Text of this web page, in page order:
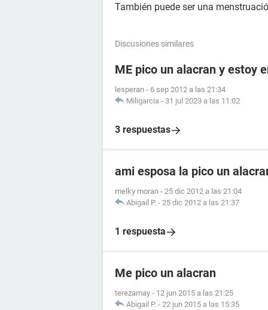
También puede ser una
Discusiones similares
ME pico un alacran y estoy
lesperan - 6 sep 2012 a las 21:34
Miligarcia - 31 jul 2023 a las 11:02
3 respuestas
ami esposa la pico un
melky moran - 25 dic 2012 a las 21:04
Abigail P. - 25 dic 2012 a las 21:37
1 respuesta
Me pico un alacran
terezamay - 12 jun 2015 a las 21:25
Abigail P. - 22 jun 2015 a las 15:35